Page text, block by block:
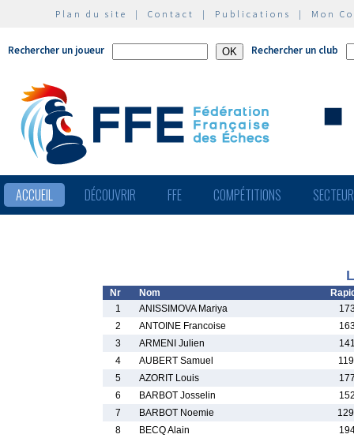
Plan du site | Contact | Publications | Mon
Rechercher un joueur Rechercher un club
ACCUEIL DÉCOUVRIR FFE COMPÉTITIONS
Nr Nom
1
ANISSIMOVA Mariya
2
ANTOINE Francoise
3
ARMENI Julien
4
AUBERT Samuel
5
AZORIT Louis
6
BARBOT Josselin
7
BARBOT Noemie
8
BECQ Alain